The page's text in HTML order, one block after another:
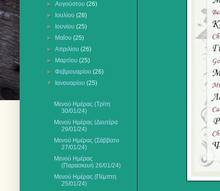
►Αυγούστου(26)
►
Ιουλίου(28)
►
Ιουνίου(25)
►
Μαΐου(25)
►Απριλίου(26)
►
Μαρτίου(25)
►Φεβρουαρίου(26)
▼
Ιανουαρίου(25)
Μενού Ημέρας (Τρίτη
30/01/24)
Μενού Ημέρας (Δευτέρα
29/01/24)
Μενού Ημέρας (Σάββατο
27/01/24)
Μενού Ημέρας
(Παρασκευή 26/01/24)
Μενού Ημέρας (Πέμπτη
25/01/24)